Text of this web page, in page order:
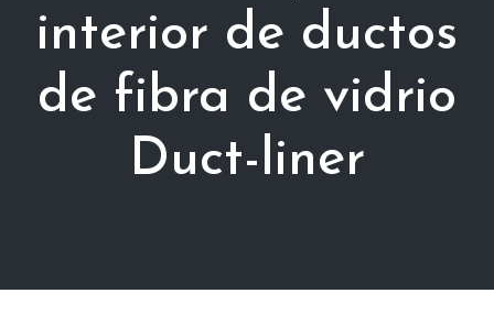
interior de ductos
de fibra de vidrio
Duct-liner